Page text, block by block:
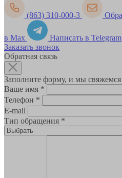
(863) 310-000-3
в Max
Написать в Telegram
Заказать звонок
Обратная связь
Заполните форму, и мы
Ваше имя *
Телефон *
E-mail
Тип обращения *